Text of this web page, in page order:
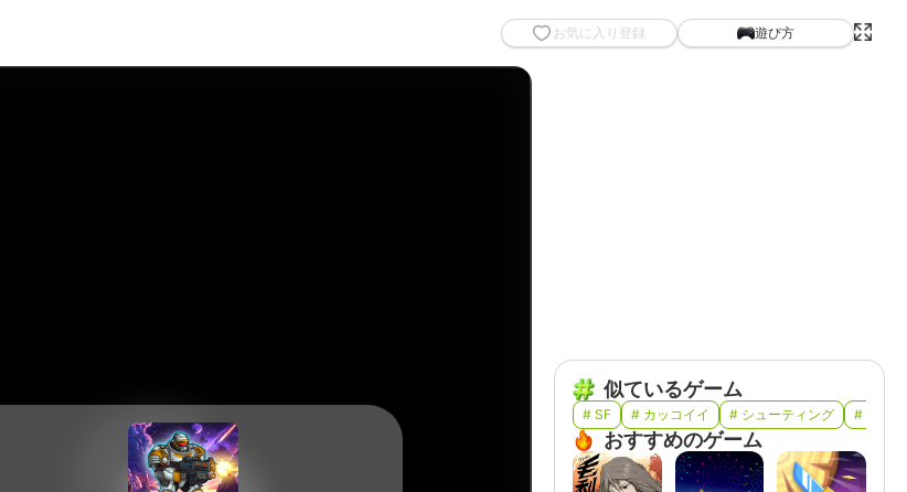
お気に入り登録 遊び方
似ているゲーム
# SF # カッコイイ # シューティング # マシ
おすすめのゲーム